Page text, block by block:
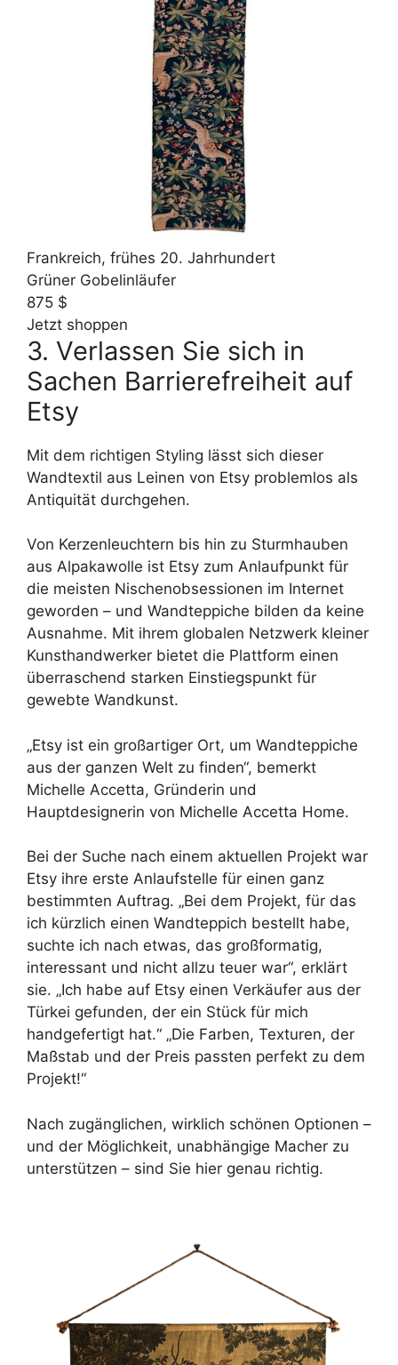
Frankreich, frühes 20. Jahrhundert
Grüner Gobelinläufer
875 $
Jetzt shoppen
3. Verlassen Sie sich in
Sachen Barrierefreiheit auf
Etsy
Mit dem richtigen Styling lässt sich dieser
Wandtextil aus Leinen von Etsy problemlos als
Antiquität durchgehen.
Von Kerzenleuchtern bis hin zu Sturmhauben
aus Alpakawolle ist Etsy zum Anlaufpunkt für
die meisten Nischenobsessionen im Internet
geworden – und Wandteppiche bilden da keine
Ausnahme. Mit ihrem globalen Netzwerk kleiner
Kunsthandwerker bietet die Plattform einen
überraschend starken Einstiegspunkt für
gewebte Wandkunst.
„Etsy ist ein großartiger Ort, um Wandteppiche
aus der ganzen Welt zu finden“, bemerkt
Michelle Accetta, Gründerin und
Hauptdesignerin von Michelle Accetta Home.
Bei der Suche nach einem aktuellen Projekt war
Etsy ihre erste Anlaufstelle für einen ganz
bestimmten Auftrag. „Bei dem Projekt, für das
ich kürzlich einen Wandteppich bestellt habe,
suchte ich nach etwas, das großformatig,
interessant und nicht allzu teuer war“, erklärt
sie. „Ich habe auf Etsy einen Verkäufer aus der
Türkei gefunden, der ein Stück für mich
handgefertigt hat.“ „Die Farben, Texturen, der
Maßstab und der Preis passten perfekt zu dem
Projekt!“
Nach zugänglichen, wirklich schönen Optionen –
und der Möglichkeit, unabhängige Macher zu
unterstützen – sind Sie hier genau richtig.